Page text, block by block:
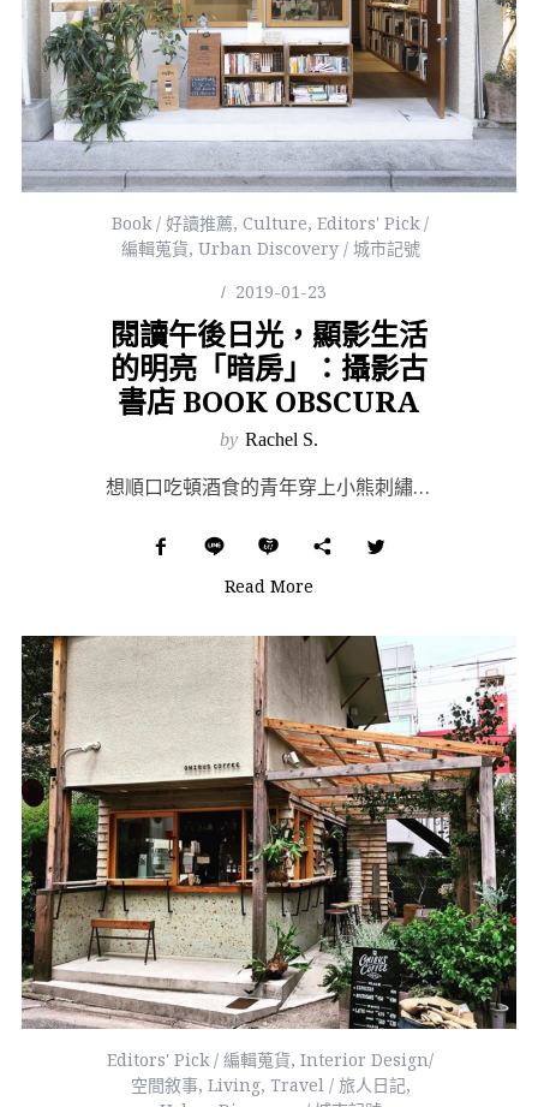
Book / 好讀推薦,Culture,Editors' Pick /
編輯蒐貨, Urban Discovery / 城市記號
2019-01-23
閱讀午後日光，顯影生活
的明亮「暗房」：攝影古
書店 BOOK OBSCURA
by Rachel S.
想順口吃頓酒食的青年穿上小熊刺繡運動衫，在櫻花時節亂入了井之頭公園裡的陌生賞花聚會；花瓣擦過夜色飄進...
Read More
Editors' Pick / 編輯蒐貨,Interior Design/
空間敘事, Living, Travel / 旅人日記,